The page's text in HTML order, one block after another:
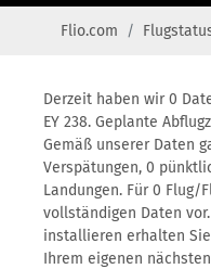
Flio.com
Derzeit haben wir 0
EY 238. Geplante
Gemäß unserer Daten
Verspätungen, 0
Landungen. Für 0 Flug/
vollständigen Daten
installieren erhalten
Ihrem eigenen